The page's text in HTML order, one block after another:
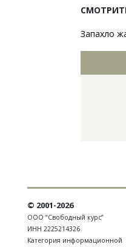
Запахло
© 2001-2026
ООО “Свободный курс”
ИНН 2225214326
Категория информационной